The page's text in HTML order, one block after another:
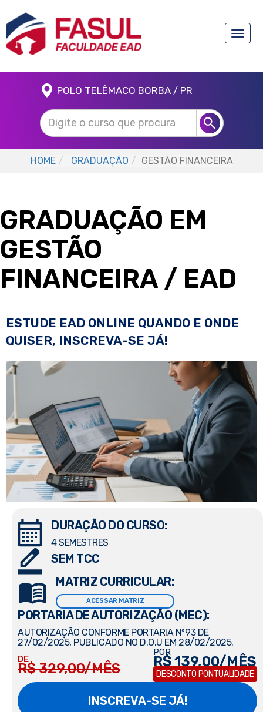
Toggle
POLO TELÊMACO BORBA / PR
HOME GRADUAÇÃO GESTÃO FINANCEIRA
GRADUAÇÃO EM
GESTÃO
FINANCEIRA / EAD
ESTUDE EAD ONLINE QUANDO E ONDE
QUISER, INSCREVA-SE JÁ!
DURAÇÃO DO CURSO:
4 SEMESTRES
SEM TCC
MATRIZ CURRICULAR:
ACESSAR MATRIZ
PORTARIA DE AUTORIZAÇÃO (MEC):
AUTORIZAÇÃO CONFORME PORTARIA Nº93 DE
27/02/2025, PUBLICADO NO D.O.U EM 28/02/2025.
DE
R$ 329,00/MÊS
POR
R$ 139,00/MÊS
DESCONTO PONTUALIDADE
INSCREVA-SE JÁ!